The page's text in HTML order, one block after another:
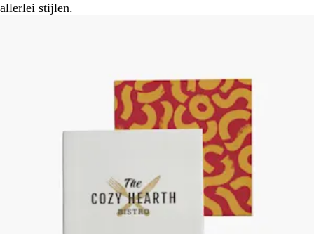
allerlei stijlen.